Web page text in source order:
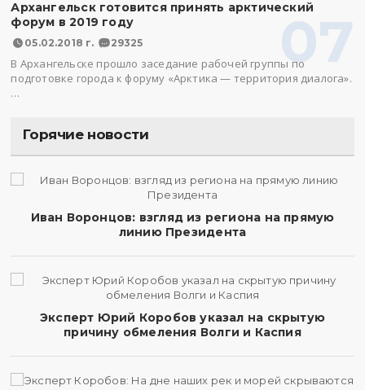
07
Архангельск готовится принять арктический
форум в 2019 году
05.02.2018 г. 29325
В Архангельске прошло заседание рабочей группы по
подготовке города к форуму «Арктика — территория диалога».
…
Горячие новости
Иван Воронцов: взгляд из региона на прямую
линию Президента
Эксперт Юрий Коробов указал на скрытую
причину обмеления Волги и Каспия